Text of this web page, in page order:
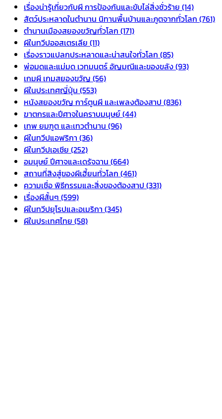
เรื่องน่ารู้เกี่ยวกับผี การป้องกันและขับไล่สิ่งชั่วร้าย (14)
สัตว์ประหลาดในตำนาน นิทานพื้นบ้านและภูตจากทั่วโลก (761)
ตำนานเมืองสยองขวัญทั่วโลก (171)
ผีในทวีปออสเตรเลีย (11)
เรื่องราวแปลกประหลาดและน่าสนใจทั่วโลก (85)
พ่อมดและแม่มด เวทมนตร์ อัญมณีและของขลัง (93)
เกมผี เกมสยองขวัญ (56)
ผีในประเทศญี่ปุ่น (553)
หนังสยองขวัญ การ์ตูนผี และเพลงต้องสาป (836)
ฆาตกรและปีศาจในคราบมนุษย์ (44)
เทพ ยมฑูต และเทวตำนาน (96)
ผีในทวีปแอฟริกา (36)
ผีในทวีปเอเชีย (252)
อมนุษย์ ปีศาจและเดรัจฉาน (664)
สถานที่สิงสู่ของผีเฮี้ยนทั่วโลก (461)
ความเชื่อ พิธีกรรมและสิ่งของต้องสาป (331)
เรื่องผีสั้นๆ (599)
ผีในทวีปยุโรปและอเมริกา (345)
ผีในประเทศไทย (58)